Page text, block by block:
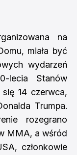
na
miała być
wydarzeń
lecia Stanów
się 14 czerwca,
Trumpa.
rozegrano
MMA, a wśród
członkowie